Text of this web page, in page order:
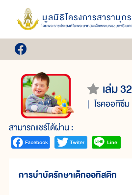
เล่ม 32
โรคออทิซึม
สามารถแชร์ได้ผ่าน :
การบำบัดรักษาเด็กออทิสติก